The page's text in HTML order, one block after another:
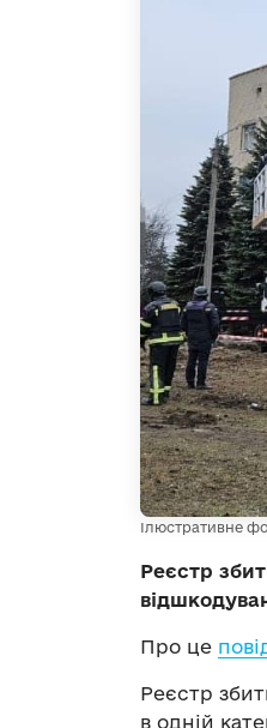
Ілюстративне
Реєстр
Про це
Реєстр
в одній